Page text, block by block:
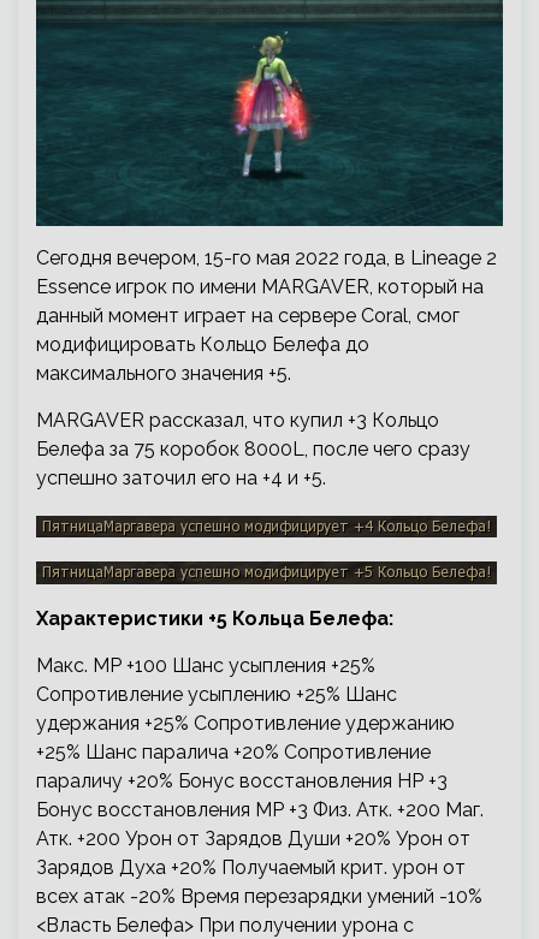
Сегодня вечером, 15-го мая 2022 года, в Lineage 2
Essence игрок по имени MARGAVER, который на
данный момент играет на сервере Coral, смог
модифицировать Кольцо Белефа до
максимального значения +5.
MARGAVER рассказал, что купил +3 Кольцо
Белефа за 75 коробок 8000L, после чего сразу
успешно заточил его на +4 и +5.
Характеристики +5 Кольца Белефа:
Макс. MP +100 Шанс усыпления +25%
Сопротивление усыплению +25% Шанс
удержания +25% Сопротивление удержанию
+25% Шанс паралича +20% Сопротивление
параличу +20% Бонус восстановления HP +3
Бонус восстановления MP +3 Физ. Атк. +200 Маг.
Атк. +200 Урон от Зарядов Души +20% Урон от
Зарядов Духа +20% Получаемый крит. урон от
всех атак -20% Время перезарядки умений -10%
<Власть Белефа> При получении урона с